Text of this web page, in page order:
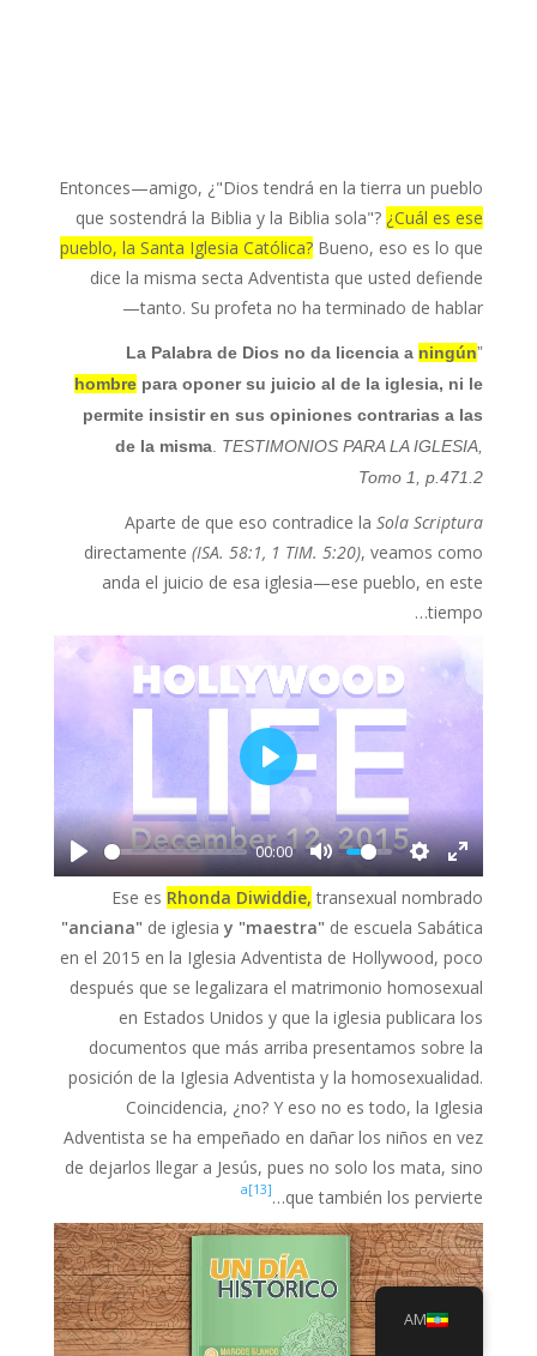
Entonces—amigo, ¿"Dios tendrá en la tierra un pueblo
que sostendrá la Biblia y la Biblia sola"? ¿Cuál es ese
pueblo, la Santa Iglesia Católica? Bueno, eso es lo que
dice la misma secta Adventista que usted defiende
tanto. Su profeta no ha terminado de hablar—
”
La Palabra de Dios no da licencia a ningún
hombre para oponer su juicio al de la iglesia, ni le
permite insistir en sus opiniones contrarias a las
de la misma TESTIMONIOS PARA LA IGLESIA,
Tomo 1, p.471.2
Aparte de que eso contradice laSola Scriptura
directamente(ISA. 58:1, 1 TIM. 5:20), veamos como
anda el juicio de esa iglesia—ese pueblo, en este
tiempo…
00:00
P
l
a
y
Ese es Rhonda Diwiddie, transexual nombrado
"anciana" de iglesiay "maestra" de escuela Sabática
en el 2015 en la Iglesia Adventista de Hollywood, poco
después que se legalizara el matrimonio homosexual
en Estados Unidos y que la iglesia publicara los
documentos que más arriba presentamos sobre la
posición de la Iglesia Adventista y la homosexualidad.
Coincidencia, ¿no? Y eso no es todo, la Iglesia
Adventista se ha empeñado en dañar los niños en vez
de dejarlos llegar a Jesús, pues no solo los mata, sino
que también los pervierte…
[13]a
AM